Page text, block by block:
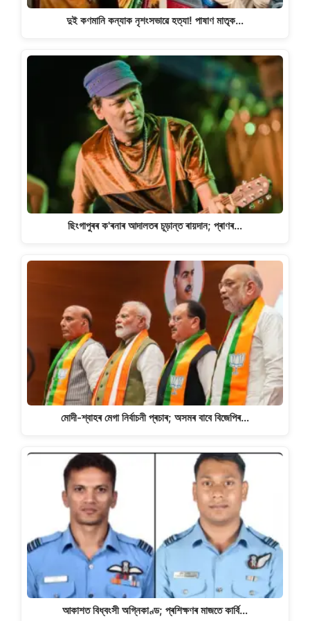
দুই কণমানি কন্যাক নৃশংসভাৱে হত্যা! পাষাণ মাতৃক…
ছিংগাপুৰৰ ক'ৰনাৰ আদালতৰ চূড়ান্ত ৰায়দান; প্ৰাণৰ…
মোদী-শ্বাহৰ মেগা নিৰ্বাচনী প্ৰচাৰ; অসমৰ বাবে বিজেপিৰ…
আকাশত বিধ্বংসী অগ্নিকাণ্ড; প্ৰশিক্ষণৰ মাজতে কাৰ্বি…